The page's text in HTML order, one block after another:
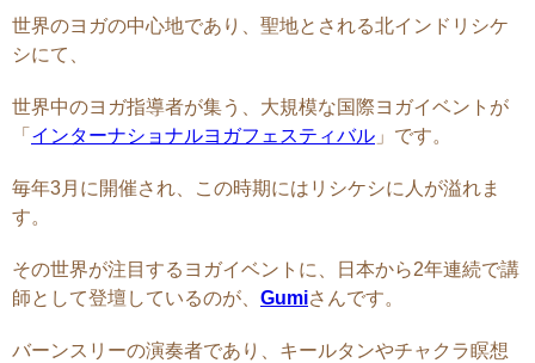
世界のヨガの中心地であり、聖地とされる北インドリシケ
シにて、
世界中のヨガ指導者が集う、大規模な国際ヨガイベントが
「 インターナショナルヨガフェスティバル 」です。
毎年3月に開催され、この時期にはリシケシに人が溢れま
す。
その世界が注目するヨガイベントに、日本から2年連続で講
師として登壇しているのが、 Gumiさんです。
バーンスリーの演奏者であり、キールタンやチャクラ瞑想